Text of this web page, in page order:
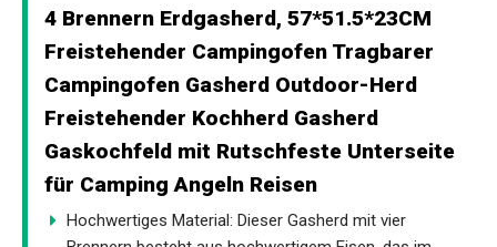
4 Brennern Erdgasherd, 57*51.5*23CM
Freistehender Campingofen Tragbarer
Campingofen Gasherd Outdoor-Herd
Freistehender Kochherd Gasherd
Gaskochfeld mit Rutschfeste Unterseite
für Camping Angeln Reisen
Hochwertiges Material: Dieser Gasherd mit vier